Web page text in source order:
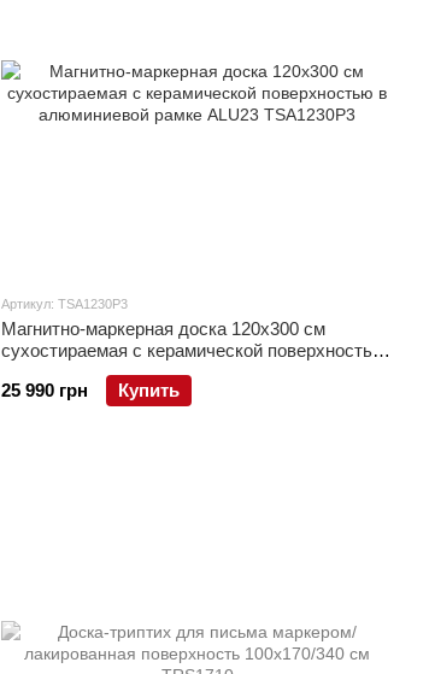
Артикул: TSA1230P3
Магнитно-маркерная доска 120x300 см
сухостираемая с керамической поверхностью
в алюминиевой рамке ALU23
25 990 грн
Купить